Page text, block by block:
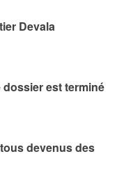
Devala
dossier est terminé
devenus des